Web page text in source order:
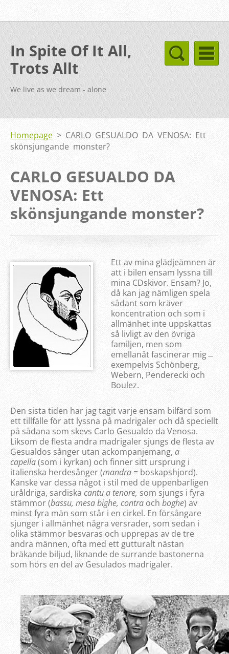
In Spite Of It All,
Trots Allt
We live as we dream - alone
Homepage > CARLO GESUALDO DA VENOSA: Ett
skönsjungande monster?
CARLO GESUALDO DA
VENOSA: Ett
skönsjungande monster?
Ett av mina glädjeämnen är
att i bilen ensam lyssna till
mina CDskivor. Ensam? Jo,
då kan jag nämligen spela
sådant som kräver
koncentration och som i
allmänhet inte uppskattas
så livligt av den övriga
familjen, men som
emellanåt fascinerar mig ̶
exempelvis Schönberg,
Webern, Penderecki och
Boulez.
Den sista tiden har jag tagit varje ensam bilfärd som
ett tillfälle för att lyssna på madrigaler och då speciellt
på sådana som skevs Carlo Gesualdo da Venosa.
Liksom de flesta andra madrigaler sjungs de flesta av
Gesualdos sånger utan ackompanjemang, a
capella(som i kyrkan) och finner sitt ursprung i
italienska herdesånger (mandra = boskapshjord).
Kanske var dessa något i stil med de uppenbarligen
uråldriga, sardiska cantu a tenore, som sjungs i fyra
stämmor (bassu, mesa bighe, contra och boghe) av
minst fyra män som står i en cirkel. En försångare
sjunger i allmänhet några versrader, som sedan i
olika stämmor besvaras och upprepas av de tre
andra männen, ofta med ett gutturalt nästan
bräkande biljud, liknande de surrande bastonerna
som hörs en del av Gesulados madrigaler.